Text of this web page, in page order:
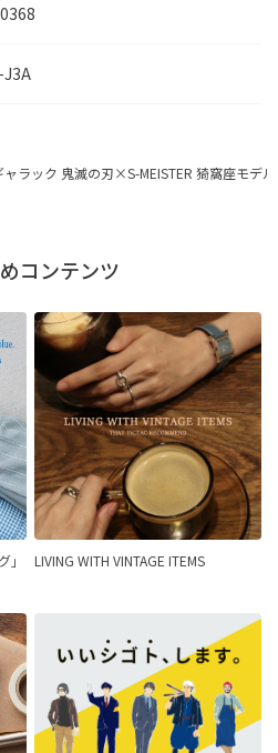
J3A
ャラック 鬼滅の刃×S-MEISTER 猗窩座モデ
コンテンツ
LIVING WITH VINTAGE ITEMS